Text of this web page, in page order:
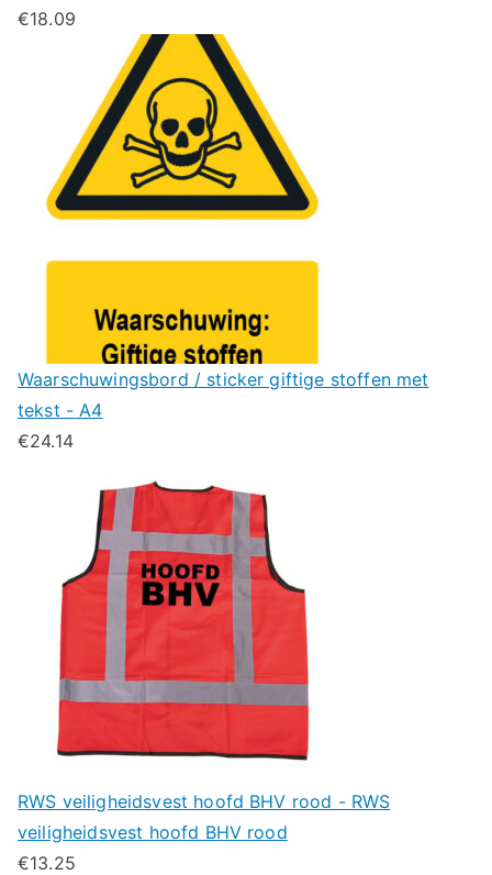
€18.09
Waarschuwingsbord / sticker giftige stoffen met
tekst - A4
€24.14
RWS veiligheidsvest hoofd BHV rood - RWS
veiligheidsvest hoofd BHV rood
€13.25